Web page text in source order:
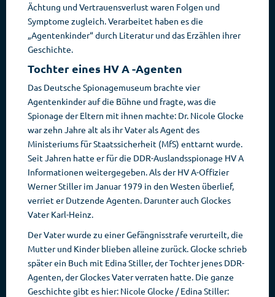
Ächtung und Vertrauensverlust waren Folgen und
Symptome zugleich. Verarbeitet haben es die
„Agentenkinder“ durch Literatur und das Erzählen ihrer
Geschichte.
Tochter eines HV A -Agenten
Das Deutsche Spionagemuseum brachte vier
Agentenkinder auf die Bühne und fragte, was die
Spionage der Eltern mit ihnen machte: Dr. Nicole Glocke
war zehn Jahre alt als ihr Vater als Agent des
Ministeriums für Staatssicherheit (MfS) enttarnt wurde.
Seit Jahren hatte er für die DDR-Auslandsspionage HV A
Informationen weitergegeben. Als der HV A-Offizier
Werner Stiller im Januar 1979 in den Westen überlief,
verriet er Dutzende Agenten. Darunter auch Glockes
Vater Karl-Heinz.
Der Vater wurde zu einer Gefängnisstrafe verurteilt, die
Mutter und Kinder blieben alleine zurück. Glocke schrieb
später ein Buch mit Edina Stiller, der Tochter jenes DDR-
Agenten, der Glockes Vater verraten hatte. Die ganze
Geschichte gibt es hier: Nicole Glocke / Edina Stiller: